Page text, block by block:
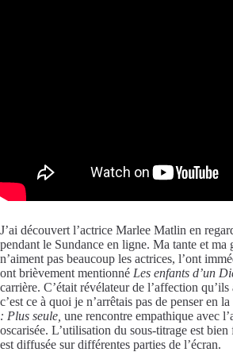
J’ai découvert l’actrice Marlee Matlin en
pendant le Sundance en ligne. Ma tante et ma
n’aiment pas beaucoup les actrices, l’ont
ont brièvement mentionné Les enfants d’un
carrière. C’était révélateur de l’affection
c’est ce à quoi je n’arrêtais pas de penser en
: Plus seule, une rencontre empathique avec
oscarisée. L’utilisation du sous-titrage est
est diffusée sur différentes parties de l’écran.